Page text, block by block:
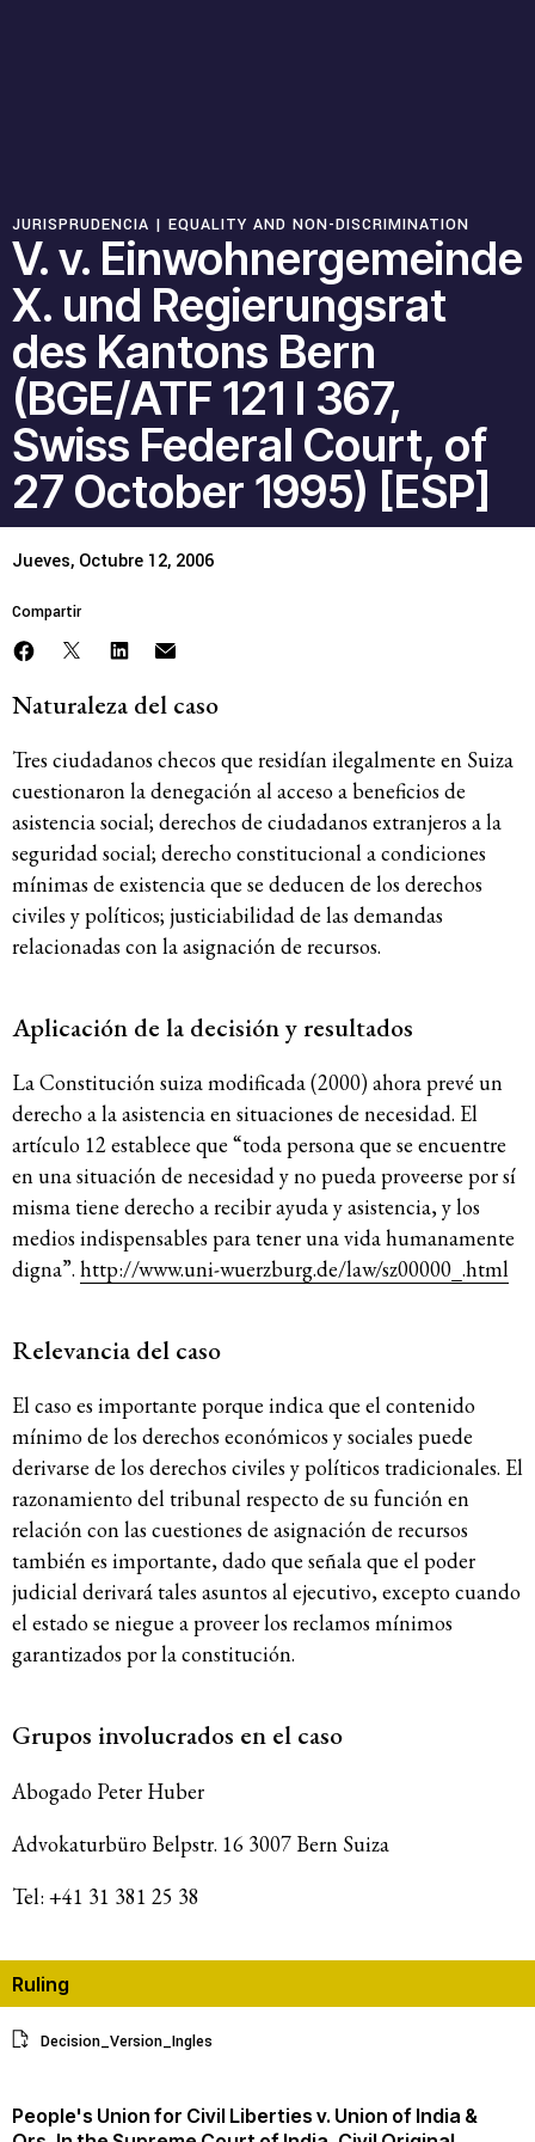
Involúcrate
Sala de Prensa
Serie de cómics sobre captura corporativa
Contacto
Política de privacidad
© 2026
JURISPRUDENCIA | EQUALITY AND NON-DISCRIMINATION
V. v. Einwohnergemeinde
X. und Regierungsrat
des Kantons Bern
(BGE/ATF 121 I 367,
Swiss Federal Court, of
27 October 1995) [ESP]
Jueves, Octubre 12, 2006
Compartir
Naturaleza del caso
Tres ciudadanos checos que residían ilegalmente en Suiza
cuestionaron la denegación al acceso a beneficios de
asistencia social; derechos de ciudadanos extranjeros a la
seguridad social; derecho constitucional a condiciones
mínimas de existencia que se deducen de los derechos
civiles y políticos; justiciabilidad de las demandas
relacionadas con la asignación de recursos.
Aplicación de la decisión y resultados
La Constitución suiza modificada (2000) ahora prevé un
derecho a la asistencia en situaciones de necesidad. El
artículo 12 establece que “toda persona que se encuentre
en una situación de necesidad y no pueda proveerse por sí
misma tiene derecho a recibir ayuda y asistencia, y los
medios indispensables para tener una vida humanamente
digna”. http://www.uni-wuerzburg.de/law/sz00000_.html
Relevancia del caso
El caso es importante porque indica que el contenido
mínimo de los derechos económicos y sociales puede
derivarse de los derechos civiles y políticos tradicionales. El
razonamiento del tribunal respecto de su función en
relación con las cuestiones de asignación de recursos
también es importante, dado que señala que el poder
judicial derivará tales asuntos al ejecutivo, excepto cuando
el estado se niegue a proveer los reclamos mínimos
garantizados por la constitución.
Grupos involucrados en el caso
Abogado Peter Huber
Advokaturbüro Belpstr. 16 3007 Bern Suiza
Tel: +41 31 381 25 38
Ruling
Decision_Version_Ingles
People's Union for Civil Liberties v. Union of India &